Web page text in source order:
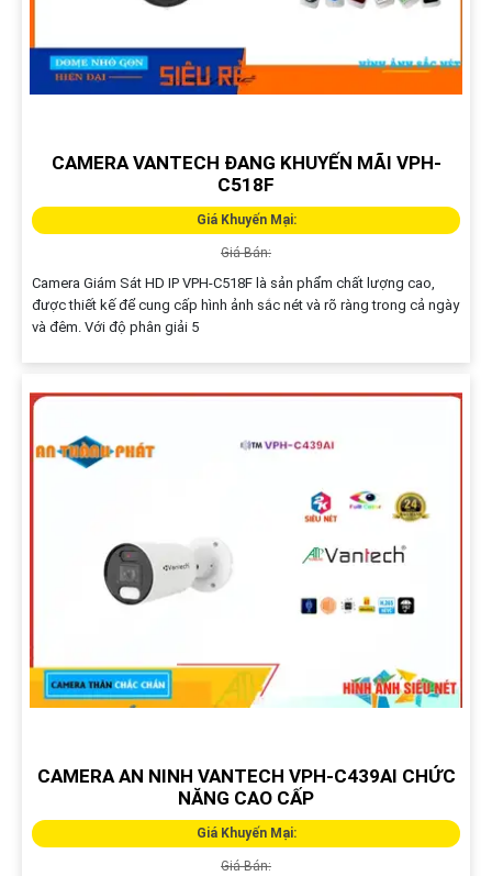
CAMERA VANTECH ĐANG KHUYẾN MÃI VPH-
C518F
Giá Khuyến Mại:
Giá Bán:
Camera Giám Sát HD IP VPH-C518F là sản phẩm chất lượng cao,
được thiết kế để cung cấp hình ảnh sắc nét và rõ ràng trong cả ngày
và đêm. Với độ phân giải 5
CAMERA AN NINH VANTECH VPH-C439AI CHỨC
NĂNG CAO CẤP
Giá Khuyến Mại:
Giá Bán: